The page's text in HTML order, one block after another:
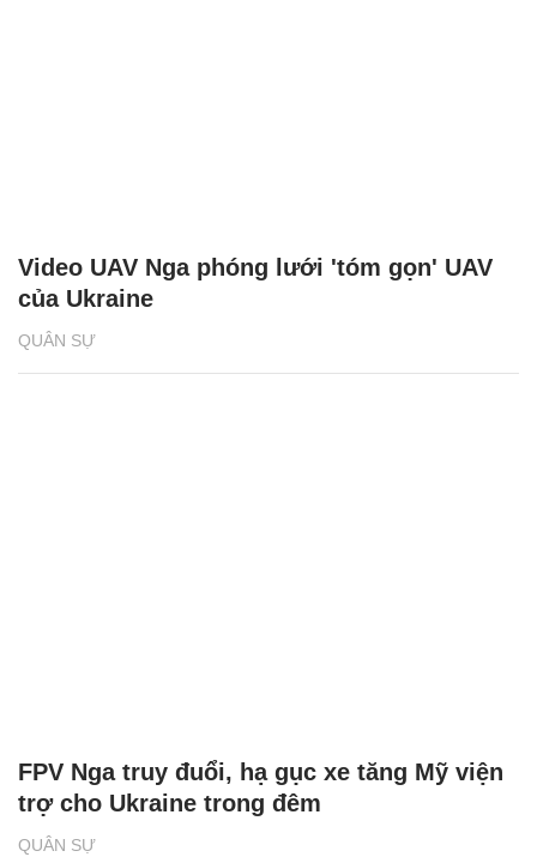
QUÂN SỰ
Video UAV Nga phóng lưới 'tóm gọn' UAV
của Ukraine
QUÂN SỰ
FPV Nga truy đuổi, hạ gục xe tăng Mỹ viện
trợ cho Ukraine trong đêm